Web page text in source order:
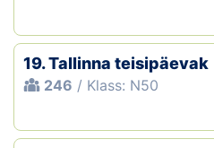
19. Tallinna teisipäevak
246 / Klass: N50